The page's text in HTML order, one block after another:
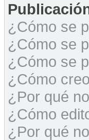
¿Cómo se
¿Cómo se
¿Cómo se
¿Cómo
¿Por qué
¿Cómo
¿Por qué